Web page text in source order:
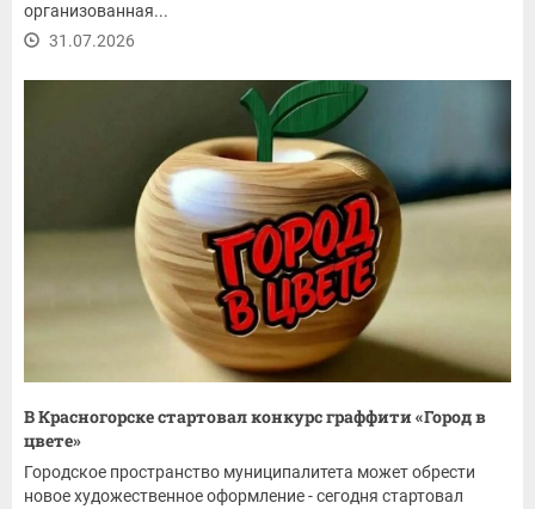
организованная...
31.07.2026
В Красногорске стартовал конкурс граффити «Город в
цвете»
Городское пространство муниципалитета может обрести
новое художественное оформление - сегодня стартовал